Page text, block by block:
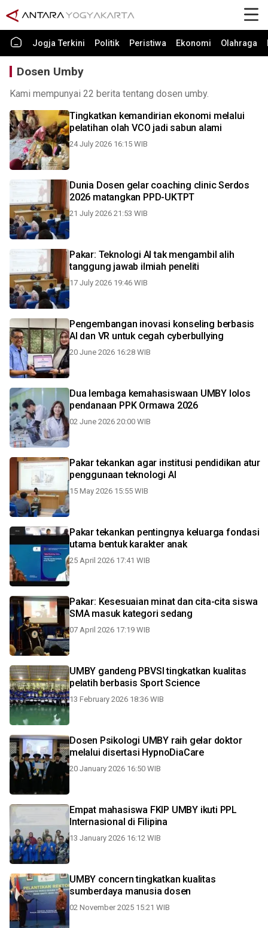
Jogja Terkini Politik Peristiwa Ekonomi Olahraga
Dosen Umby
Kami mempunyai 22 berita tentang dosen umby.
Tingkatkan kemandirian ekonomi melalui
pelatihan olah VCO jadi sabun alami
24 July 2026 16:15 WIB
Dunia Dosen gelar coaching clinic Serdos
2026 matangkan PPD-UKTPT
21 July 2026 21:53 WIB
Pakar: Teknologi AI tak mengambil alih
tanggung jawab ilmiah peneliti
17 July 2026 19:46 WIB
Pengembangan inovasi konseling berbasis
AI dan VR untuk cegah cyberbullying
20 June 2026 16:28 WIB
Dua lembaga kemahasiswaan UMBY lolos
pendanaan PPK Ormawa 2026
02 June 2026 20:00 WIB
Pakar tekankan agar institusi pendidikan atur
penggunaan teknologi AI
15 May 2026 15:55 WIB
Pakar tekankan pentingnya keluarga fondasi
utama bentuk karakter anak
25 April 2026 17:41 WIB
Pakar: Kesesuaian minat dan cita-cita siswa
SMA masuk kategori sedang
07 April 2026 17:19 WIB
UMBY gandeng PBVSI tingkatkan kualitas
pelatih berbasis Sport Science
13 February 2026 18:36 WIB
Dosen Psikologi UMBY raih gelar doktor
melalui disertasi HypnoDiaCare
20 January 2026 16:50 WIB
Empat mahasiswa FKIP UMBY ikuti PPL
Internasional di Filipina
13 January 2026 16:12 WIB
UMBY concern tingkatkan kualitas
sumberdaya manusia dosen
02 November 2025 15:21 WIB